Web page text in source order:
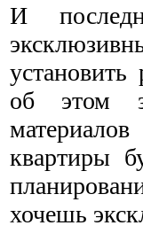
И
об этом
квартиры
хочешь